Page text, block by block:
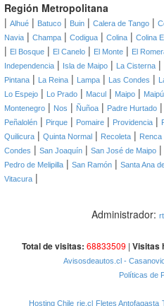
Región Metropolitana
| Alhué | Batuco | Buin | Calera de Tango |
Navia | Champa | Codigua | Colina | Colina
| El Bosque | El Canelo | El Monte | El
Independencia | Isla de Maipo | La Cisterna |
Pintana | La Reina | Lampa | Las Condes |
Lo Espejo | Lo Prado | Macul | Maipo | Maipú
Montenegro | Nos | Ñuñoa | Padre Hurtado |
Peñalolén | Pirque | Pomaire | Providencia |
Quilicura | Quinta Normal | Recoleta | Renca
Condes | San Joaquín | San José de Maipo |
Pedro de Melipilla | San Ramón | Santa Ana
Vitacura |
Administrador:
Total de visitas: 68833509 | Visitas
Avisosdeautos.cl -
Políticas de
Hosting Chile rie.cl Fletes Antofagasta